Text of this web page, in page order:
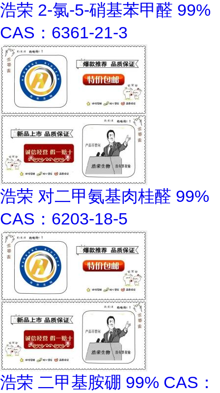
浩荣 2-氯-5-硝基苯甲醛 99%
CAS：6361-21-3
浩荣 对二甲氨基肉桂醛 99%
CAS：6203-18-5
浩荣 二甲基胺硼 99% CAS：